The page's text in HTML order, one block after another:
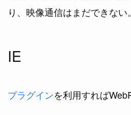
り、映像通信はまだできない。
IE
プラグインを利用すれば